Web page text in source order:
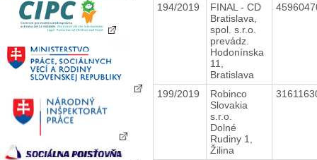
194/2019
FINAL - CD
Bratislava,
spol. s.r.o.
prevádz.
Hodonínska
11,
Bratislava
199/2019
Robinco
Slovakia
s.r.o.
Dolné
Rudiny 1,
Žilina